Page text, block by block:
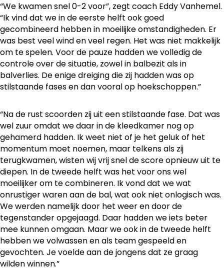
“We kwamen snel 0-2 voor”, zegt coach Eddy Vanhemel.
“Ik vind dat we in de eerste helft ook goed
gecombineerd hebben in moeilijke omstandigheden. Er
was best veel wind en veel regen. Het was niet makkelijk
om te spelen. Voor de pauze hadden we volledig de
controle over de situatie, zowel in balbezit als in
balverlies. De enige dreiging die zij hadden was op
stilstaande fases en dan vooral op hoekschoppen.”
“Na de rust scoorden zij uit een stilstaande fase. Dat was
wel zuur omdat we daar in de kleedkamer nog op
gehamerd hadden. Ik weet niet of je het geluk of het
momentum moet noemen, maar telkens als zij
terugkwamen, wisten wij vrij snel de score opnieuw uit te
diepen. In de tweede helft was het voor ons wel
moeilijker om te combineren. Ik vond dat we wat
onrustiger waren aan de bal, wat ook niet onlogisch was.
We werden namelijk door het weer en door de
tegenstander opgejaagd. Daar hadden we iets beter
mee kunnen omgaan. Maar we ook in de tweede helft
hebben we volwassen en als team gespeeld en
gevochten. Je voelde aan de jongens dat ze graag
wilden winnen.”